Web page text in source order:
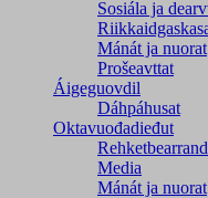
Sosiála ja
Mánát ja nuorat
Prošeavttat
Áigeguovdil
Dáhpáhusat
Oktavuođadieđut
Media
Mánát ja nuorat